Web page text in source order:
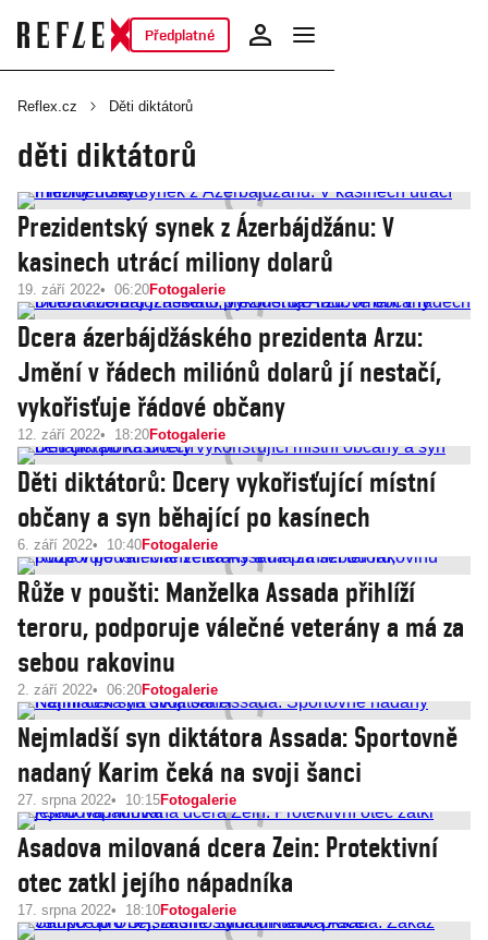
Předplatné
Reflex.cz Děti diktátorů
děti diktátorů
Prezidentský synek z Ázerbájdžánu: V
kasinech utrácí miliony dolarů
19. září 2022 06:20Fotogalerie
Dcera ázerbájdžáského prezidenta Arzu:
Jmění v řádech miliónů dolarů jí nestačí,
vykořisťuje řádové občany
12. září 2022 18:20Fotogalerie
Děti diktátorů: Dcery vykořisťující místní
občany a syn běhající po kasínech
6. září 2022 10:40Fotogalerie
Růže v poušti: Manželka Assada přihlíží
teroru, podporuje válečné veterány a má za
sebou rakovinu
2. září 2022 06:20Fotogalerie
Nejmladší syn diktátora Assada: Sportovně
nadaný Karim čeká na svoji šanci
27. srpna 2022 10:15Fotogalerie
Asadova milovaná dcera Zein: Protektivní
otec zatkl jejího nápadníka
17. srpna 2022 18:10Fotogalerie